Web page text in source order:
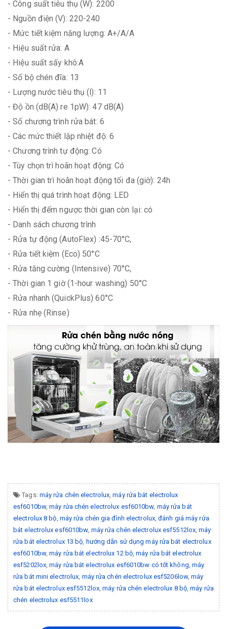
- Công suất tiêu thụ (W): 2200
- Nguồn điện (V): 220-240
- Mức tiết kiệm năng lượng: A+/A/A
- Hiệu suất rửa: A
- Hiệu suất sấy khô:A
- Số bộ chén đĩa: 13
- Lượng nước tiêu thụ (l): 11
- Độ ồn (dB(A) re 1pW): 47 dB(A)
- Số chương trình rửa bát: 6
- Các mức thiết lập nhiệt độ: 6
- Chương trình tự động: Có
- Tùy chọn trì hoãn hoạt động: Có
- Thời gian trì hoãn hoạt động tối đa (giờ): 24h
- Hiển thị quá trình hoạt động: LED
- Hiển thị đếm ngược thời gian còn lại: có
- Danh sách chương trình
- Rửa tự động (AutoFlex) :45-70°C,
- Rửa tiết kiệm (Eco) 50°C
- Rửa tăng cường (Intensive) 70°C,
- Thời gian 1 giờ (1-hour washing) 50°C
- Rửa nhanh (QuickPlus) 60°C
- Rửa nhẹ (Rinse)
Tags: máy rửa chén electrolux,máy rửa bát electrolux
esf6010bw,máy rửa chén electrolux esf6010bw, máy rửa bát
electrolux 8 bộ, máy rửa chén gia đình electrolux,đánh giá máy rửa
bát electrolux esf6010bw, máy rửa chén electrolux esf5512lox,máy
rửa bát electrolux 13 bộ, hướng dẫn sử dụng máy rửa bát electrolux
esf6010bw,máy rửa bát electrolux 12 bộ,máy rửa bát electrolux
esf5202lox,máy rửa bát electrolux esf6010bw có tốt không, máy
rửa bát mini electrolux, máy rửa chén electrolux esf5206low,máy
rửa bát electrolux esf5512lox,máy rửa chén electrolux 8 bộ,máy rửa
chén electrolux esf5511lox